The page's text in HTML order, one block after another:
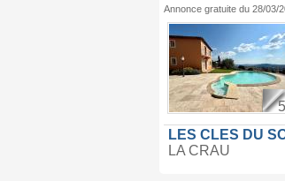
Annonce gratuite du 28/03/
5
LES CLES DU
LA CRAU